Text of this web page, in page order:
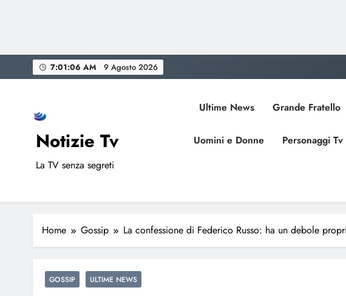
to
7:01:07 AM 9 Agosto 2026
Notizie Tv
La TV senza segreti
Ultime News Grande Fratello
Uomini e Donne Personaggi Tv
Home Gossip La confessione di Federico Russo: ha un debole
GOSSIP ULTIME NEWS